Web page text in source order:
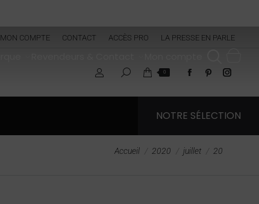
MON COMPTE CONTACT ACCÈS PRO LA PRESSE EN PARLE
0
NOTRE SÉLECTION
Vous êtes ici :
Accueil 2020 juillet 20